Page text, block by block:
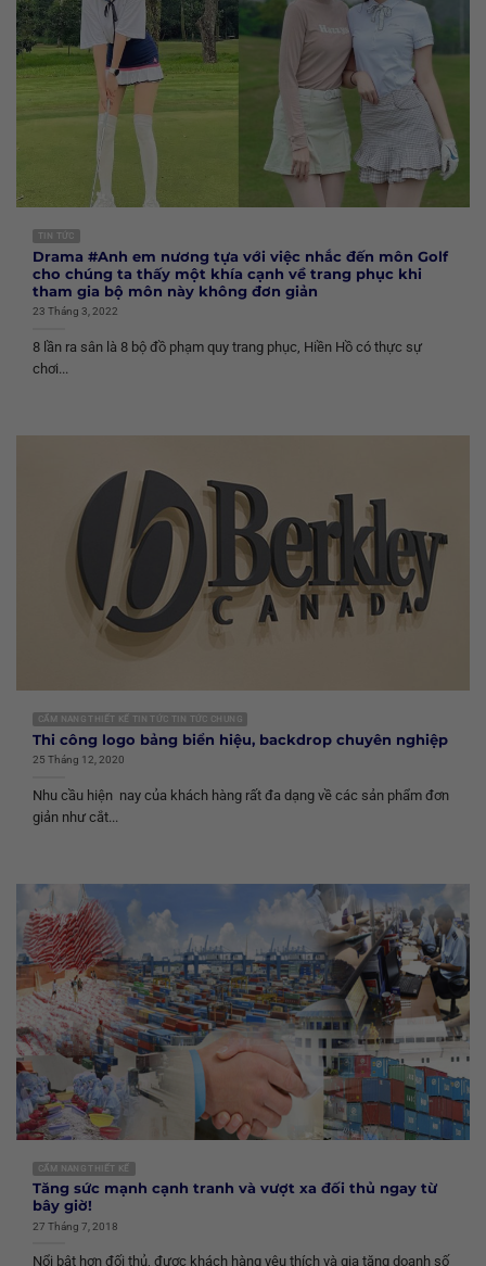
TIN TỨC
Drama #Anh em nương tựa với việc nhắc đến môn Golf
cho chúng ta thấy một khía cạnh về trang phục khi
tham gia bộ môn này không đơn giản
23 Tháng 3, 2022
8 lần ra sân là 8 bộ đồ phạm quy trang phục, Hiền Hồ có thực sự
chơi...
CẨM NANG THIẾT KẾ TIN TỨC TIN TỨC CHUNG
Thi công logo bảng biển hiệu, backdrop chuyên nghiệp
25 Tháng 12, 2020
Nhu cầu hiện nay của khách hàng rất đa dạng về các sản phẩm đơn
giản như cắt...
CẨM NANG THIẾT KẾ
Tăng sức mạnh cạnh tranh và vượt xa đối thủ ngay từ
bây giờ!
27 Tháng 7, 2018
Nổi bật hơn đối thủ, được khách hàng yêu thích và gia tăng doanh số